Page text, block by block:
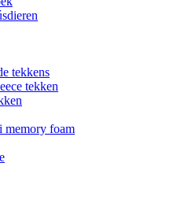
tekkens
tekken
memory foam